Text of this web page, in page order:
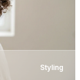
Styling